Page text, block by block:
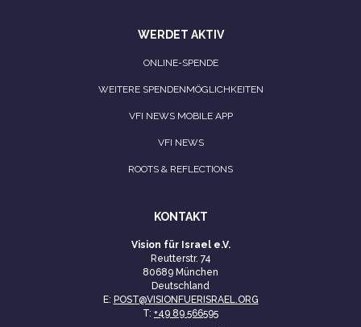
WERDET AKTIV
ONLINE-SPENDE
WEITERE SPENDENMÖGLICHKEITEN
VFI NEWS MOBILE APP
VFI NEWS
ROOTS & REFLECTIONS
KONTAKT
Vision für Israel e.V.
Reutterstr. 74
80689 München
Deutschland
E: POST@VISIONFUERISRAEL.ORG
T: +49 89 566595